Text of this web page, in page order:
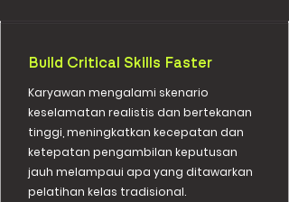
Build Critical Skills Faster
Karyawan mengalami skenario
keselamatan realistis dan bertekanan
tinggi, meningkatkan kecepatan dan
ketepatan pengambilan keputusan
jauh melampaui apa yang ditawarkan
pelatihan kelas tradisional.